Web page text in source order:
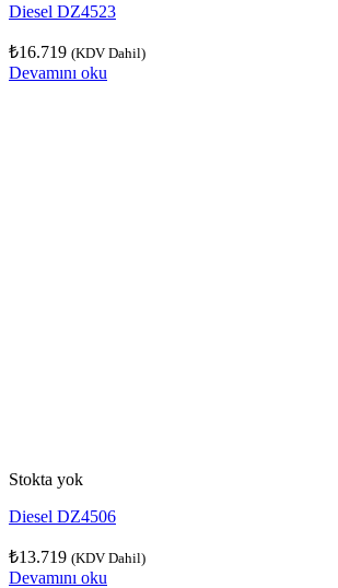
Diesel DZ4523
₺16.719 (KDV Dahil)
Devamını oku
Stokta yok
Diesel DZ4506
₺13.719 (KDV Dahil)
Devamını oku